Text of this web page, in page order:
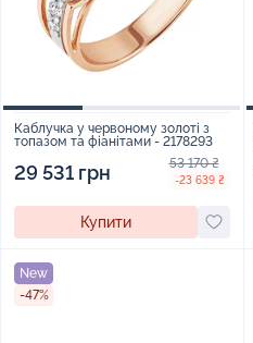
Каблучка у червоному золоті з
топазом та фіанітами - 2178293
29 531 грн 53 170 ₴
-23 639 ₴
Купити
New
-47%